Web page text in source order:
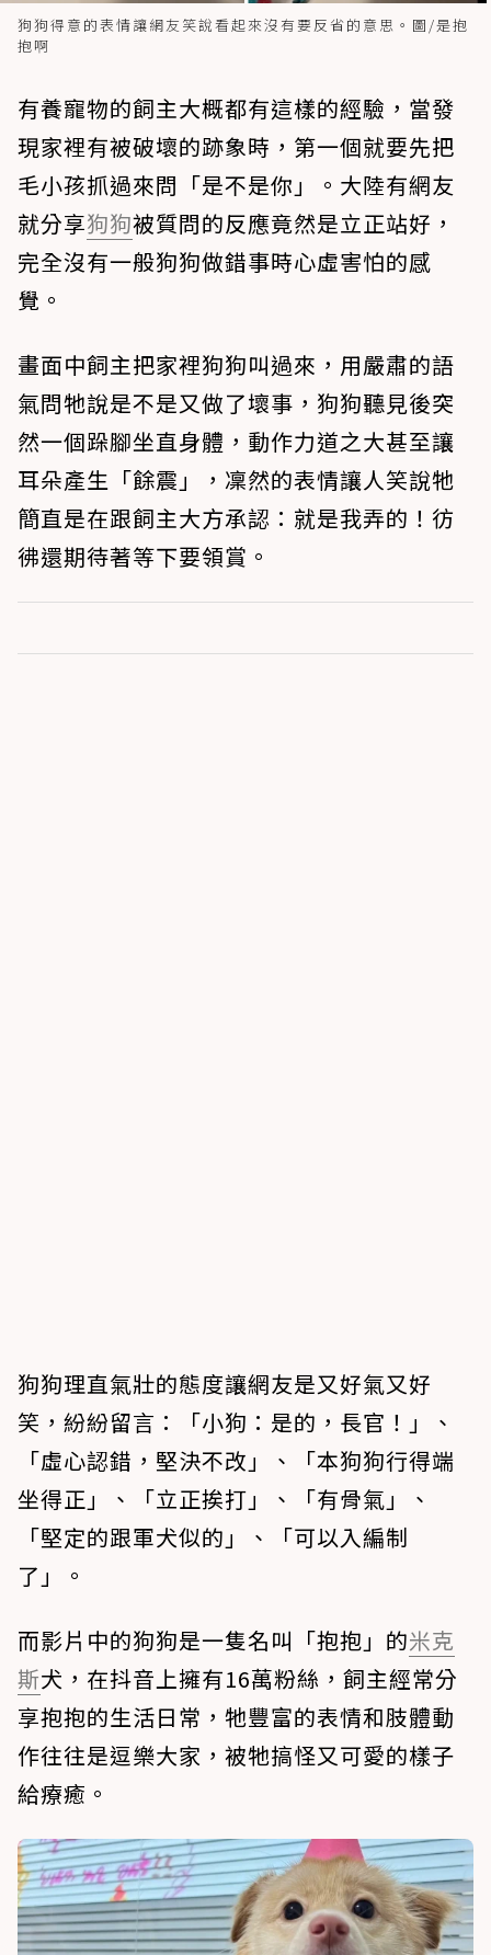
狗狗得意的表情讓網友笑說看起來沒有要反省的意思。圖/是抱
抱啊
有養寵物的飼主大概都有這樣的經驗，當發
現家裡有被破壞的跡象時，第一個就要先把
毛小孩抓過來問「是不是你」。大陸有網友
就分享狗狗被質問的反應竟然是立正站好，
完全沒有一般狗狗做錯事時心虛害怕的感
覺。
畫面中飼主把家裡狗狗叫過來，用嚴肅的語
氣問牠說是不是又做了壞事，狗狗聽見後突
然一個跺腳坐直身體，動作力道之大甚至讓
耳朵產生「餘震」，凜然的表情讓人笑說牠
簡直是在跟飼主大方承認：就是我弄的！彷
彿還期待著等下要領賞。
狗狗理直氣壯的態度讓網友是又好氣又好
笑，紛紛留言：「小狗：是的，長官！」、
「虛心認錯，堅決不改」、「本狗狗行得端
坐得正」、「立正挨打」、「有骨氣」、
「堅定的跟軍犬似的」、「可以入編制
了」。
而影片中的狗狗是一隻名叫「抱抱」的米克
斯犬，在抖音上擁有16萬粉絲，飼主經常分
享抱抱的生活日常，牠豐富的表情和肢體動
作往往是逗樂大家，被牠搞怪又可愛的樣子
給療癒。